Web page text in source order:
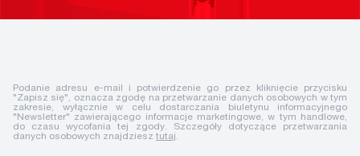
Podanie adresu e-mail i potwierdzenie go przez kliknięcie przycisku
"Zapisz się", oznacza zgodę na przetwarzanie danych osobowych w tym
zakresie, wyłącznie w celu dostarczania biuletynu informacyjnego
"Newsletter" zawierającego informacje marketingowe, w tym handlowe,
do czasu wycofania tej zgody. Szczegóły dotyczące przetwarzania
danych osobowych znajdziesz tutaj.